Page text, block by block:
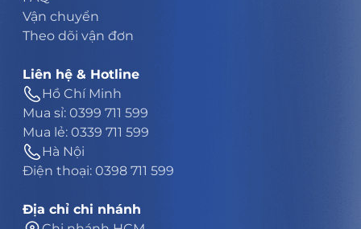
Vận chuyển
Theo dõi vận đơn
Liên hệ & Hotline
Hồ Chí Minh
Mua sỉ: 0399 711 599
Mua lẻ: 0339 711 599
Hà Nội
Điện thoại: 0398 711 599
Địa chỉ chi nhánh